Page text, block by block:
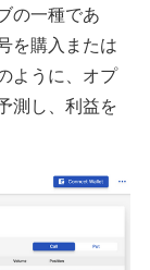
の一種であ
を購入または
ように、オプ
測し、利益を